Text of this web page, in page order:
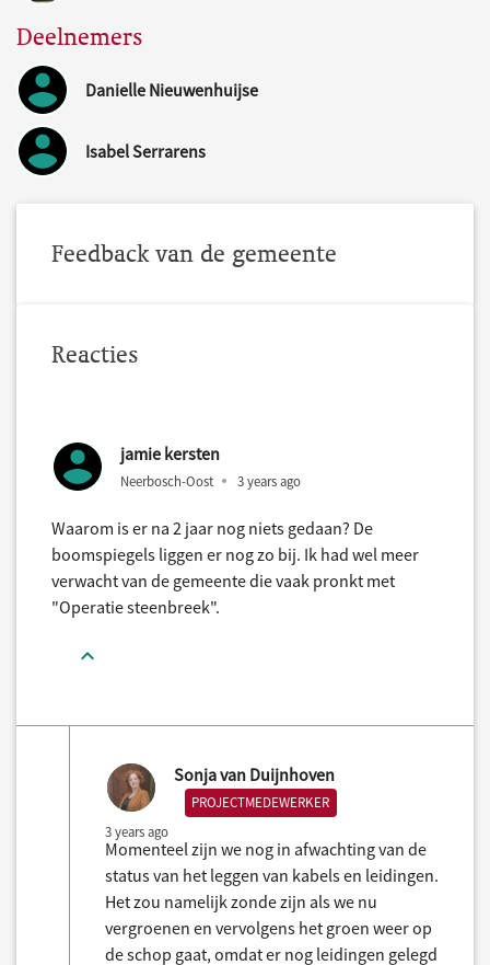
Deelnemers
Danielle Nieuwenhuijse
Isabel Serrarens
Feedback van de gemeente
Reacties
jamie kersten
Neerbosch-Oost 3 years ago
Waarom is er na 2 jaar nog niets gedaan? De
boomspiegels liggen er nog zo bij. Ik had wel meer
verwacht van de gemeente die vaak pronkt met
"Operatie steenbreek".
Sonja van Duijnhoven
PROJECTMEDEWERKER
3 years ago
Momenteel zijn we nog in afwachting van de
status van het leggen van kabels en leidingen.
Het zou namelijk zonde zijn als we nu
vergroenen en vervolgens het groen weer op
de schop gaat, omdat er nog leidingen gelegd